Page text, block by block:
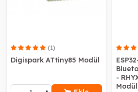
(1)
Digispark ATtiny85 Modül
-